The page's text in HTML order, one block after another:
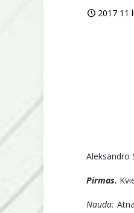
2017 11
Aleksandro
Pirmas.
Nauda: